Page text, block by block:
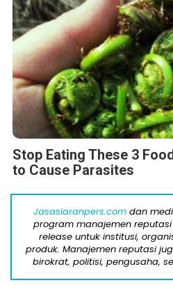
Stop Eating These 3
to Cause Parasites
Jasasiaranpers.com dan
program manajemen
release untuk institusi,
produk. Manajemen reputasi
birokrat, politisi, pengusaha,